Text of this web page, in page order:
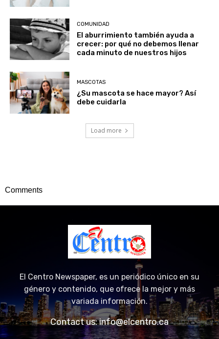
COMUNIDAD
El aburrimiento también ayuda a
crecer: por qué no debemos llenar
cada minuto de nuestros hijos
MASCOTAS
¿Su mascota se hace mayor? Así
debe cuidarla
Load more
Comments
El Centro Newspaper, es un periódico único en su
género y contenido, que ofrece la mejor y más
variada información.
Contact us:info@elcentro.ca